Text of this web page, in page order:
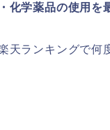
化学薬品の使用を
天ランキングで何